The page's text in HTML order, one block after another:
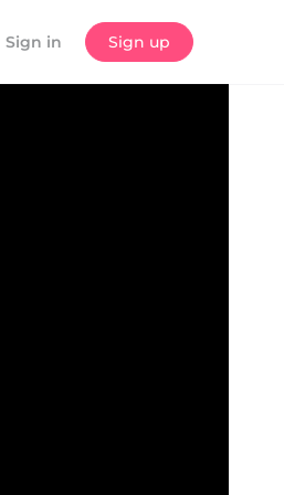
Sign in Sign up